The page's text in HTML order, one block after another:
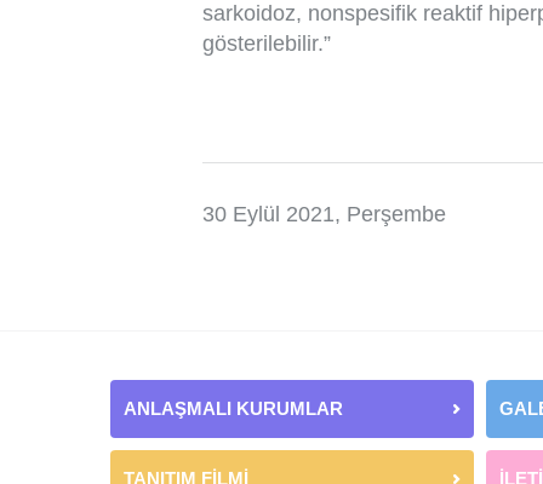
sarkoidoz, nonspesifik reaktif
gösterilebilir.”
30 Eylül 2021, Perşembe
ANLAŞMALI KURUMLAR
TANITIM FİLMİ